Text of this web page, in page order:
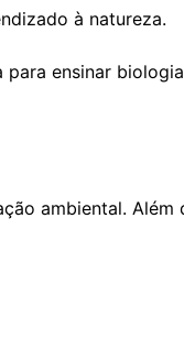
à natureza.
para ensinar
ambiental. Além